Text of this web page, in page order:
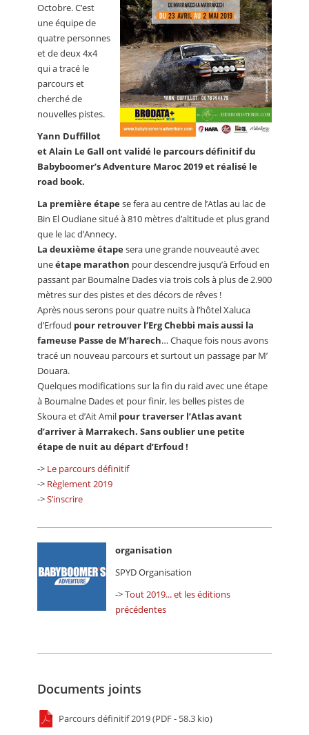
Octobre. C’est
une équipe de
quatre personnes
et de deux 4x4
qui a tracé le
parcours et
cherché de
nouvelles pistes.
Yann Duffillot
et Alain Le Gall ont validé le parcours définitif du
Babyboomer’s Adventure Maroc 2019 et réalisé le
road book.
La première étapese fera au centre de l’Atlas au lac de
Bin El Oudiane situé à 810 mètres d’altitude et plus grand
que le lac d’Annecy.
La deuxième étapesera une grande nouveauté avec
uneétape marathon pour descendre jusqu’à Erfoud en
passant par Boumalne Dades via trois cols à plus de 2.900
mètres sur des pistes et des décors de rêves !
Après nous serons pour quatre nuits à l’hôtel Xaluca
d’Erfoud pour retrouver l’Erg Chebbi mais aussi la
fameuse Passe de M’harech… Chaque fois nous avons
tracé un nouveau parcours et surtout un passage par M’
Douara.
Quelques modifications sur la fin du raid avec une étape
à Boumalne Dades et pour finir, les belles pistes de
Skoura et d’Ait Amil pour traverser l’Atlas avant
d’arriver à Marrakech. Sans oublier une petite
étape de nuit au départ d’Erfoud !
-> Le parcours définitif
-> Règlement 2019
->S’inscrire
organisation
SPYD Organisation
->Tout 2019... et les éditions
précédentes
Documents joints
Parcours définitif 2019 (PDF - 58.3 kio)